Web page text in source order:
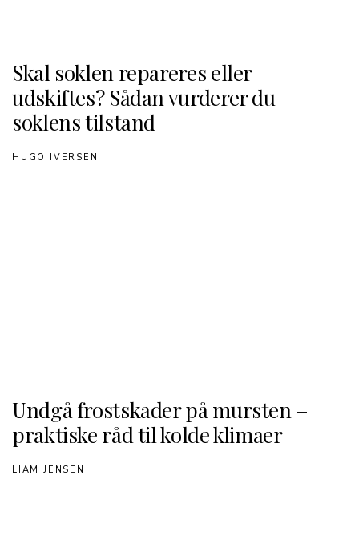
Skal soklen repareres eller
udskiftes? Sådan vurderer du
soklens tilstand
HUGO IVERSEN
Undgå frostskader på mursten –
praktiske råd til kolde klimaer
LIAM JENSEN